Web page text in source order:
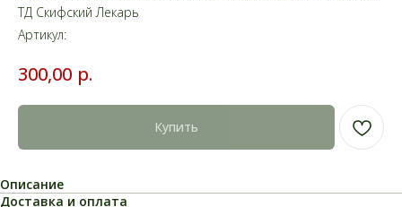
ТД Скифский Лекарь
Артикул:
300,00 р.
Купить
Описание
Доставка и оплата